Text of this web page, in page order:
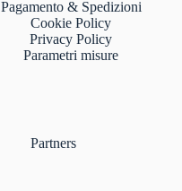
Pagamento & Spedizioni
Cookie Policy
Privacy Policy
Parametri misure
Partners